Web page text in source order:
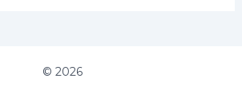
© 2026